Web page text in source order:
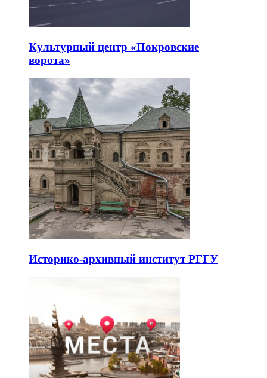
Культурный центр «Покровские
ворота»
Историко-архивный институт РГГУ